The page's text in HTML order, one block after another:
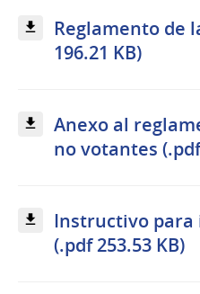
Reglamento de
196.21 KB)
Anexo al
no votantes
Instructivo para
(.pdf 253.53 KB)